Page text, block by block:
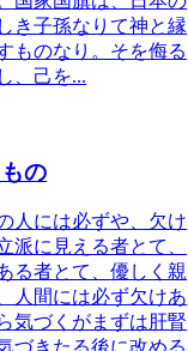
き子孫なりて神と縁
ものなり。そを侮る
、己を...
の
人には必ずや、欠け
派に見える者とて、
る者とて、優しく親
人間には必ず欠けあ
気づくがまずは肝腎